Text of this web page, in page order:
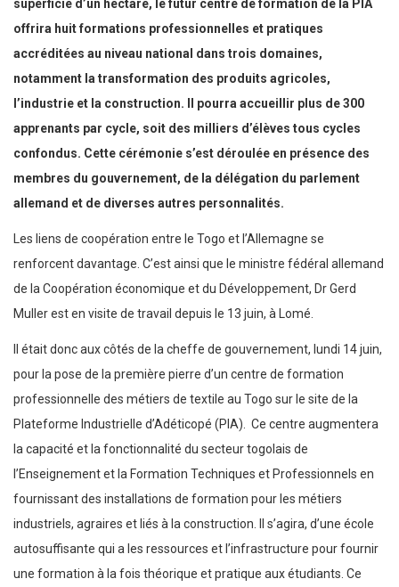
superficie d’un hectare, le futur centre de formation de la PIA
offrira huit formations professionnelles et pratiques
accréditées au niveau national dans trois domaines,
notamment la transformation des produits agricoles,
l’industrie et la construction. Il pourra accueillir plus de 300
apprenants par cycle, soit des milliers d’élèves tous cycles
confondus. Cette cérémonie s’est déroulée en présence des
membres du gouvernement, de la délégation du parlement
allemand et de diverses autres personnalités.
Les liens de coopération entre le Togo et l’Allemagne se
renforcent davantage. C’est ainsi que le ministre fédéral allemand
de la Coopération économique et du Développement, Dr Gerd
Muller est en visite de travail depuis le 13 juin, à Lomé.
Il était donc aux côtés de la cheffe de gouvernement, lundi 14 juin,
pour la pose de la première pierre d’un centre de formation
professionnelle des métiers de textile au Togo sur le site de la
Plateforme Industrielle d’Adéticopé (PIA). Ce centre augmentera
la capacité et la fonctionnalité du secteur togolais de
l’Enseignement et la Formation Techniques et Professionnels en
fournissant des installations de formation pour les métiers
industriels, agraires et liés à la construction. Il s’agira, d’une école
autosuffisante qui a les ressources et l’infrastructure pour fournir
une formation à la fois théorique et pratique aux étudiants. Ce